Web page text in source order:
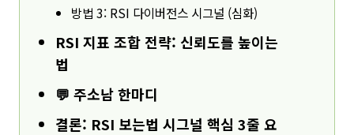
방법 3: RSI 다이버전스 시그널 (심화)
RSI 지표 조합 전략: 신뢰도를 높이는
법
💬 주소남 한마디
결론: RSI 보는법 시그널 핵심 3줄 요